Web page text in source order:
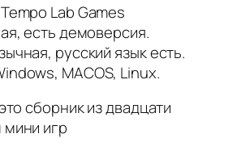
Lab Games
есть демоверсия.
русский язык есть.
MACOS, Linux.
сборник из двадцати
игр